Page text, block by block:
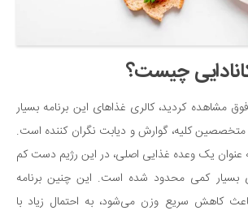
کانادایی چیست؟
مشاهده کردید، کالری غذاهای این برنامه بسیار
کلیه، گوارش و دیابت نگران کننده است.
عنوان یک وعده غذایی اصلی، در این رژیم دست کم
بسیار کمی محدود شده است. این چنین برنامه
کاهش سریع وزن می‌شود، به احتمال زیاد با